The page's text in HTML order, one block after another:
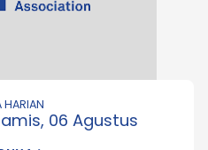
HARIAN
06 Agustus